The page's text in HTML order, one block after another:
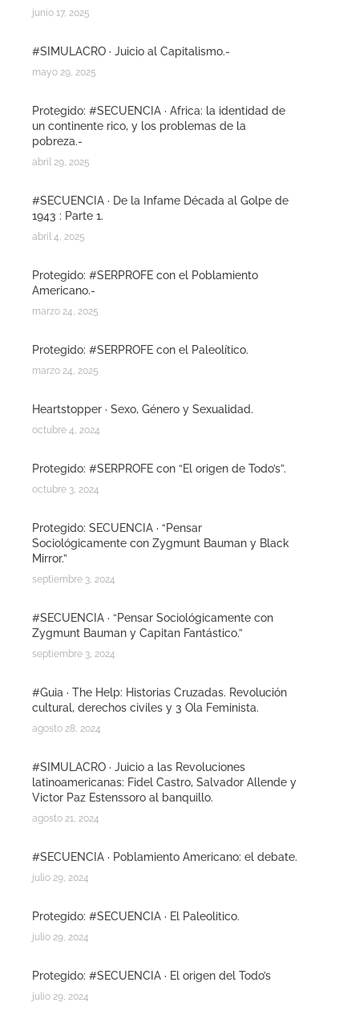
junio 17, 2025
#SIMULACRO · Juicio al Capitalismo.-
mayo 29, 2025
Protegido: #SECUENCIA · Africa: la identidad de
un continente rico, y los problemas de la
pobreza.-
abril 29, 2025
#SECUENCIA · De la Infame Década al Golpe de
1943 : Parte 1.
abril 4, 2025
Protegido: #SERPROFE con el Poblamiento
Americano.-
marzo 24, 2025
Protegido: #SERPROFE con el Paleolítico.
marzo 24, 2025
Heartstopper · Sexo, Género y Sexualidad.
octubre 4, 2024
Protegido: #SERPROFE con “El origen de Todo’s”.
octubre 3, 2024
Protegido: SECUENCIA · “Pensar
Sociológicamente con Zygmunt Bauman y Black
Mirror.”
septiembre 3, 2024
#SECUENCIA · “Pensar Sociológicamente con
Zygmunt Bauman y Capitan Fantástico.”
septiembre 3, 2024
#Guia · The Help: Historias Cruzadas. Revolución
cultural, derechos civiles y 3 Ola Feminista.
agosto 28, 2024
#SIMULACRO · Juicio a las Revoluciones
latinoamericanas: Fidel Castro, Salvador Allende y
Victor Paz Estenssoro al banquillo.
agosto 21, 2024
#SECUENCIA · Poblamiento Americano: el debate.
julio 29, 2024
Protegido: #SECUENCIA · El Paleolitico.
julio 29, 2024
Protegido: #SECUENCIA · El origen del Todo’s
julio 29, 2024